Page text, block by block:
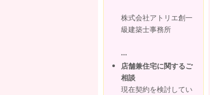
株式会社アトリエ創一
級建築士事務所
...
店舗兼住宅に関するご
相談
現在契約を検討してい